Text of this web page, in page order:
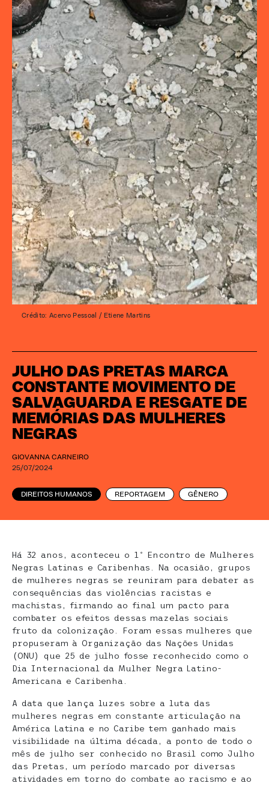
JULHO DAS PRETAS MARCA
CONSTANTE MOVIMENTO DE
SALVAGUARDA E RESGATE DE
MEMÓRIAS DAS MULHERES
NEGRAS
GIOVANNA CARNEIRO
25/07/2024
DIREITOS HUMANOS REPORTAGEM GÊNERO
Crédito: Acervo Pessoal / Etiene Martins
Há 32 anos, aconteceu o 1º Encontro de Mulheres
Negras Latinas e Caribenhas. Na ocasião, grupos
de mulheres negras se reuniram para debater as
consequências das violências racistas e
machistas, firmando ao final um pacto para
combater os efeitos dessas mazelas sociais
fruto da colonização. Foram essas mulheres que
propuseram à Organização das Nações Unidas
(ONU) que 25 de julho fosse reconhecido como o
Dia Internacional da Mulher Negra Latino-
Americana e Caribenha.
A data que lança luzes sobre a luta das
mulheres negras em constante articulação na
América Latina e no Caribe tem ganhado mais
visibilidade na última década, a ponto de todo o
mês de julho ser conhecido no Brasil como Julho
das Pretas, um período marcado por diversas
atividades em torno do combate ao racismo e ao